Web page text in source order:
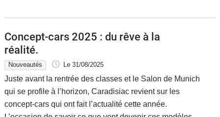
Concept-cars 2025 : du rêve à la
réalité.
Nouveautés Le 31/08/2025
Juste avant la rentrée des classes et le Salon de Munich
qui se profile à l’horizon, Caradisiac revient sur les
concept-cars qui ont fait l’actualité cette année.